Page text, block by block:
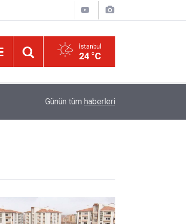
İstanbul
24 °C
Müslümanlardan dilinizi çekin, onlardan biri
Günün tüm haberleri